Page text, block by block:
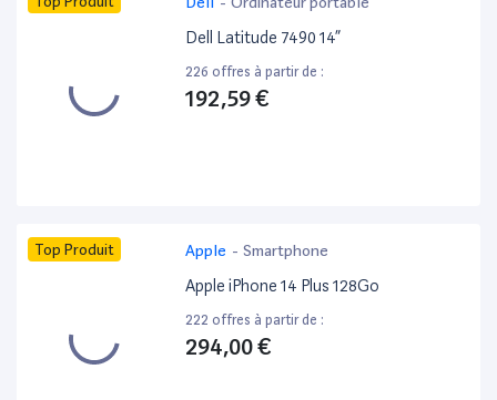
Dell Latitude 7490 14”
226 offres à partir de :
192,59 €
Top Produit Apple - Smartphone
Apple iPhone 14 Plus 128Go
222 offres à partir de :
294,00 €